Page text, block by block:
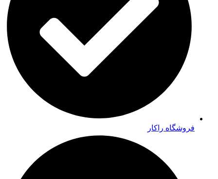
فروشگاه راکار